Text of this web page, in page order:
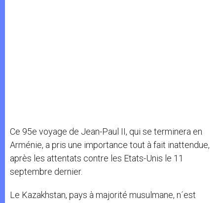
Ce 95e voyage de Jean-Paul II, qui se terminera en
Arménie, a pris une importance tout à fait inattendue,
après les attentats contre les Etats-Unis le 11
septembre dernier.
Le Kazakhstan, pays à majorité musulmane, n´est